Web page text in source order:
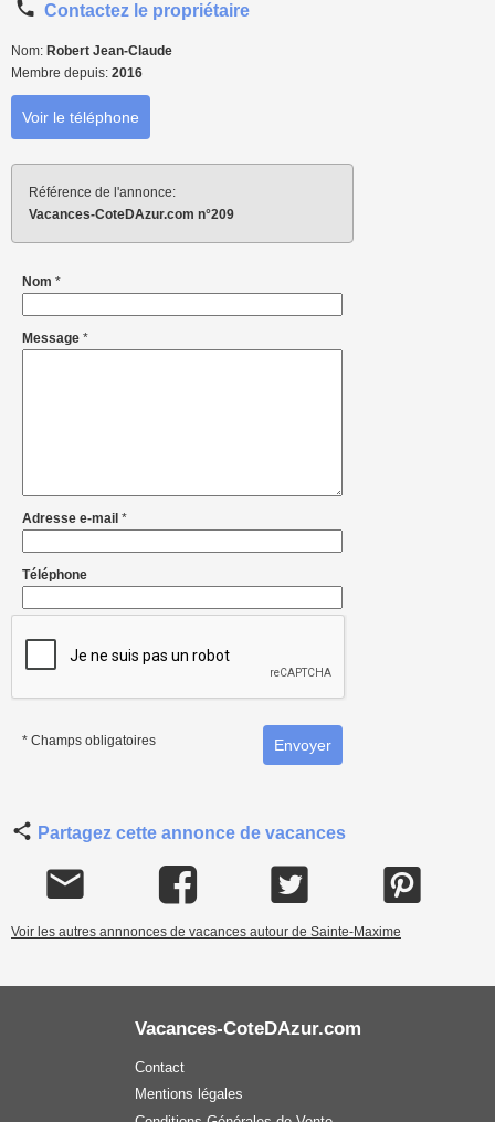
Contactez le propriétaire
Nom: Robert Jean-Claude
Membre depuis: 2016
Voir le téléphone
Référence de l'annonce:
Vacances-CoteDAzur.com n°209
Nom *
Message *
Adresse e-mail *
Téléphone
* Champs obligatoires
Partagez cette annonce de vacances
Voir les autres annnonces de vacances autour de Sainte-Maxime
Vacances-CoteDAzur.com
Contact
Mentions légales